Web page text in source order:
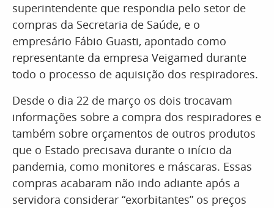
superintendente que respondia pelo setor de
compras da Secretaria de Saúde, e o
empresário Fábio Guasti, apontado como
representante da empresa Veigamed durante
todo o processo de aquisição dos respiradores.
Desde o dia 22 de março os dois trocavam
informações sobre a compra dos respiradores e
também sobre orçamentos de outros produtos
que o Estado precisava durante o início da
pandemia, como monitores e máscaras. Essas
compras acabaram não indo adiante após a
servidora considerar “exorbitantes” os preços